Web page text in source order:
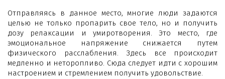
Отправляясь в данное место, многие люди задаются
целью не только пропарить свое тело, но и получить
дозу релаксации и умиротворения. Это место, где
эмоциональное напряжение снижается путем
физического расслабления. Здесь все происходит
медленно и неторопливо. Сюда следует идти с хорошим
настроением и стремлением получить удовольствие.